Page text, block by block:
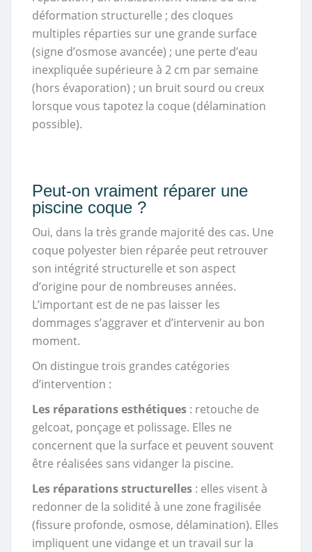
déformation structurelle ; des cloques
multiples réparties sur une grande surface
(signe d’osmose avancée) ; une perte d’eau
inexpliquée supérieure à 2 cm par semaine
(hors évaporation) ; un bruit sourd ou creux
lorsque vous tapotez la coque (délamination
possible).
Peut-on vraiment réparer une
piscine coque ?
Oui, dans la très grande majorité des cas. Une
coque polyester bien réparée peut retrouver
son intégrité structurelle et son aspect
d’origine pour de nombreuses années.
L’important est de ne pas laisser les
dommages s’aggraver et d’intervenir au bon
moment.
On distingue trois grandes catégories
d’intervention :
Les réparations esthétiques : retouche de
gelcoat, ponçage et polissage. Elles ne
concernent que la surface et peuvent souvent
être réalisées sans vidanger la piscine.
Les réparations structurelles : elles visent à
redonner de la solidité à une zone fragilisée
(fissure profonde, osmose, délamination). Elles
impliquent une vidange et un travail sur la